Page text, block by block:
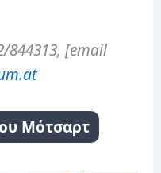
844313, [email
Μότσαρτ